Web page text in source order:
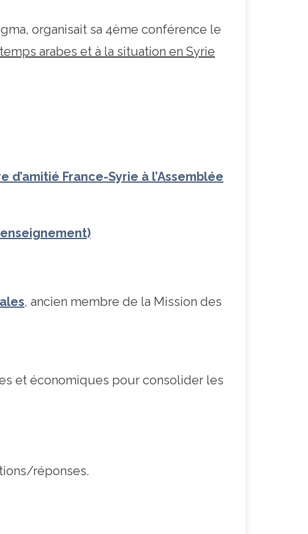
organisait sa 4ème conférence le
arabes et à la situation en Syrie
d’amitié France-Syrie à l’Assemblée
, ancien membre de la Mission des
et économiques pour consolider les
réponses.